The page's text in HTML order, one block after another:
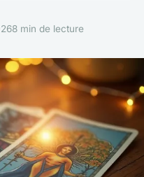
8 min de lecture